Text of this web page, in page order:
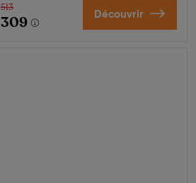
513
309 Découvrir